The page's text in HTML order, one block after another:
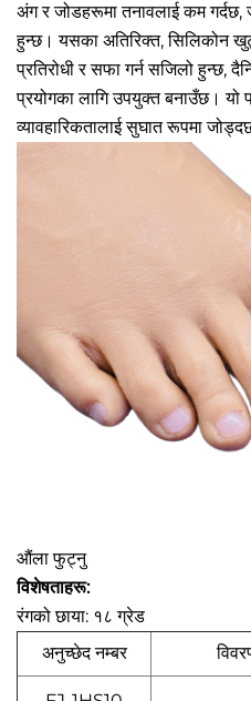
अंग र जोडहरूमा तनावलाई कम गर्दछ,
हुन्छ। यसका अतिरिक्त, सिलिकोन
प्रतिरोधी र सफा गर्न सजिलो हुन्छ,
प्रयोगका लागि उपयुक्त बनाउँछ। यो
व्यावहारिकतालाई सुघात रूपमा
औंला फुट्नु
विशेषताहरू:
रंगको छाया: १८ ग्रेड
अनुच्छेद नम्बर